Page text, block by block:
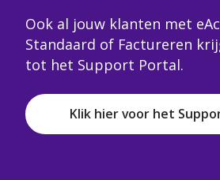
Ook al jouw klanten met
Standaard of Factureren
tot het Support Portal.
Klik hier voor het